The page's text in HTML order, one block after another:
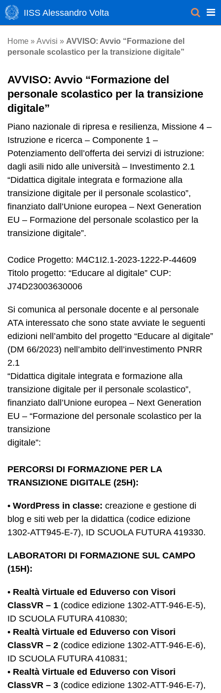
IISS Alessandro Volta
Home » Avvisi » AVVISO: Avvio “Formazione del
personale scolastico per la transizione digitale”
AVVISO: Avvio “Formazione del
personale scolastico per la transizione
digitale”
Piano nazionale di ripresa e resilienza, Missione 4 –
Istruzione e ricerca – Componente 1 –
Potenziamento dell’offerta dei servizi di istruzione:
dagli asili nido alle università – Investimento 2.1
“Didattica digitale integrata e formazione alla
transizione digitale per il personale scolastico”,
finanziato dall’Unione europea – Next Generation
EU – Formazione del personale scolastico per la
transizione digitale”.
Codice Progetto: M4C1I2.1-2023-1222-P-44609
Titolo progetto: “Educare al digitale” CUP:
J74D23003630006
Si comunica al personale docente e al personale
ATA interessato che sono state avviate le seguenti
edizioni nell’ambito del progetto “Educare al digitale”
(DM 66/2023) nell’ambito dell’investimento PNRR
2.1
“Didattica digitale integrata e formazione alla
transizione digitale per il personale scolastico”,
finanziato dall’Unione europea – Next Generation
EU – “Formazione del personale scolastico per la
transizione
digitale”:
PERCORSI DI FORMAZIONE PER LA
TRANSIZIONE DIGITALE (25H):
• WordPress in classe: creazione e gestione di
blog e siti web per la didattica (codice edizione
1302-ATT945-E-7), ID SCUOLA FUTURA 419330.
LABORATORI DI FORMAZIONE SUL CAMPO
(15H):
• Realtà Virtuale ed Eduverso con Visori
ClassVR – 1 (codice edizione 1302-ATT-946-E-5),
ID SCUOLA FUTURA 410830;
• Realtà Virtuale ed Eduverso con Visori
ClassVR – 2 (codice edizione 1302-ATT-946-E-6),
ID SCUOLA FUTURA 410831;
• Realtà Virtuale ed Eduverso con Visori
ClassVR – 3 (codice edizione 1302-ATT-946-E-7),